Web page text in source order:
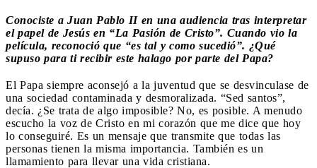
Conociste a Juan Pablo II en una audiencia tras interpretar
el papel de Jesús en “La Pasión de Cristo”. Cuando vio la
película, reconoció que “es tal y como sucedió”. ¿Qué
supuso para ti recibir este halago por parte del Papa?
El Papa siempre aconsejó a la juventud que se desvinculase de
una sociedad contaminada y desmoralizada. “Sed santos”,
decía. ¿Se trata de algo imposible? No, es posible. A menudo
escucho la voz de Cristo en mi corazón que me dice que hoy
lo conseguiré. Es un mensaje que transmite que todas las
personas tienen la misma importancia. También es un
llamamiento para llevar una vida cristiana.